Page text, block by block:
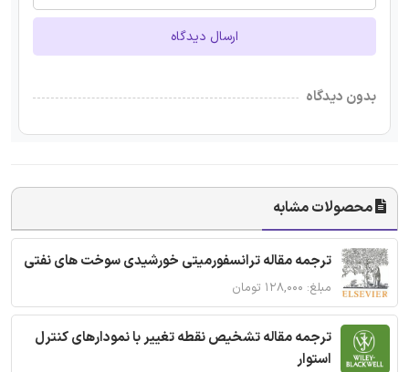
ارسال دیدگاه
بدون دیدگاه
محصولات مشابه
ترجمه مقاله ترانسفورمیتی خورشیدی سوخت های نفتی
مبلغ: ۱۲۸,۰۰۰ تومان
ترجمه مقاله تشخیص نقطه تغییر با نمودارهای کنترل
استوار